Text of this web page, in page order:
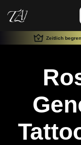
Zeitlich